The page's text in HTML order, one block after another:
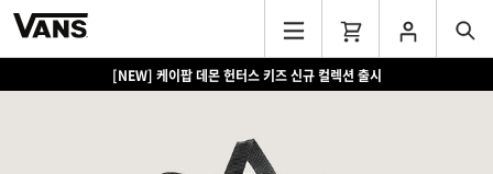
[NEW] 케이팝 데몬 헌터스 키즈 신규 컬렉션 출시